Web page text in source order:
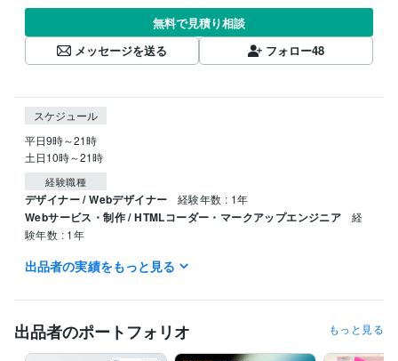
無料で見積り相談
メッセージを送る
フォロー48
スケジュール
平日9時～21時
土日10時～21時
経験職種
デザイナー / Webデザイナー 経験年数 : 1年
Webサービス・制作 / HTMLコーダー・マークアップエンジニア
経
験年数 : 1年
プログラミング言語・フレームワーク
Wix:2年WordPress:2年Excel:6年
Google スプレッドシート:3年
Google スライド:1年
出品者の実績をもっと見る
出品者のポートフォリオ もっと見る